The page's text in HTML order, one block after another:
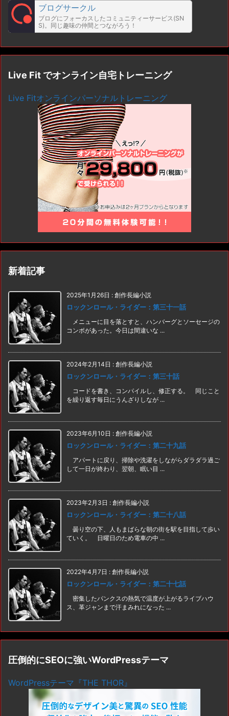
ブログサークル
ブログにフォーカスしたコミュニティーサービス(SN
S)。同じ趣味の仲間とつながろう！
Live Fit でオンライン自宅トレーニング
Live Fitオンラインパーソナルトレーニング
新着記事
2025年1月26日 : 創作長編小説
ロックンロール・ライダー：第三十一話
メニューに目を落とすと、ハンバーグとソーセージの
コンボがあった。今日は間違いな ...
2024年2月14日 : 創作長編小説
ロックンロール・ライダー：第三十話
コードを書き、コンパイルし、修正する。 同じこと
を繰り返す毎日にうんざりしなが ...
2023年6月10日 : 創作長編小説
ロックンロール・ライダー：第二十九話
アパートに戻り、掃除や洗濯をしながらダラダラ過ご
して一日が終わり、翌朝、眠い目 ...
2023年2月3日 : 創作長編小説
ロックンロール・ライダー：第二十八話
曇り空の下、人もまばらな朝の街を駅を目指して歩い
ていく。 日曜日のため電車の中 ...
2022年4月7日 : 創作長編小説
ロックンロール・ライダー：第二十七話
密集したパンクスの熱気で温度が上がるライブハウ
ス、革ジャンまで汗まみれになった ...
圧倒的にSEOに強いWordPressテーマ
WordPressテーマ『THE THOR』